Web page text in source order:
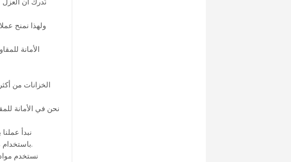
ولهذا نمنح
الأمانة
الخزانات من
نحن في الأمانة
نبدأ
باستخدام مواد عزل داخلية مقاومة للبكتيريا والرطوبة، ومعتمدة من الجهات الصحية.
نستخدم